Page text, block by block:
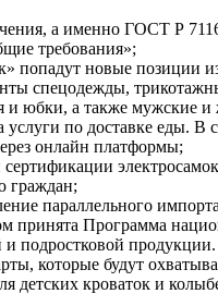
а именно ГОСТ Р
требования»;
попадут новые позиции
спецодежды,
юбки, а также мужские и
по доставке еды. В
онлайн платформы;
граждан;
параллельного
принята Программа
и подростковой
которые будут
детских кроваток и